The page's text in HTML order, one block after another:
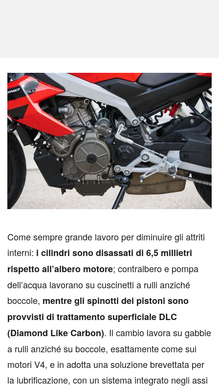
Come sempre grande lavoro per diminuire gli attriti
interni: i cilindri sono disassati di 6,5 millietri
rispetto all’albero motore; contralbero e pompa
dell’acqua lavorano su cuscinetti a rulli anziché
boccole, mentre gli spinotti dei pistoni sono
provvisti di trattamento superficiale DLC
(Diamond Like Carbon). Il cambio lavora su gabbie
a rulli anziché su boccole, esattamente come sui
motori V4, e in adotta una soluzione brevettata per
la lubrificazione, con un sistema integrato negli assi